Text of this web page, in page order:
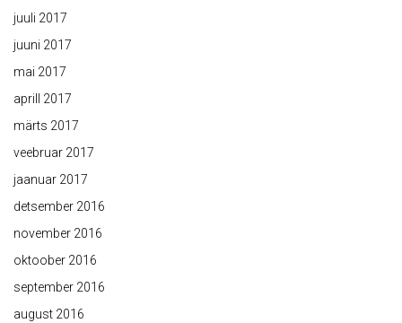
juuli 2017
juuni 2017
mai 2017
aprill 2017
märts 2017
veebruar 2017
jaanuar 2017
detsember 2016
november 2016
oktoober 2016
september 2016
august 2016